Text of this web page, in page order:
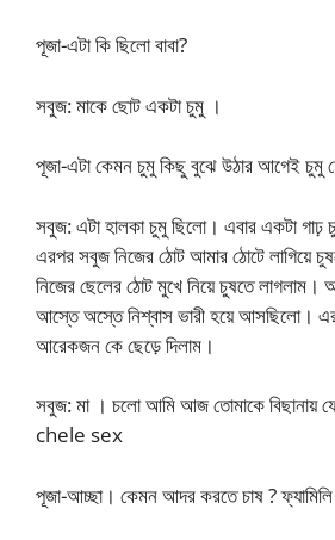
পূজা-এটা কি ছিলো বাবা?
সবুজ: মাকে ছোট একটা চুমু ।
পূজা-এটা কেমন চুমু কিছু বুঝে উঠার আগেই চুমু
সবুজ: এটা হালকা চুমু ছিলো। এবার একটা গাঢ়
এরপর সবুজ নিজের ঠোট আমার ঠোটে লাগিয়ে
নিজের ছেলের ঠোট মুখে নিয়ে চুষতে লাগলাম।
আস্তে অস্তে নিশ্বাস ভারী হয়ে আসছিলো।
আরেকজন কে ছেড়ে দিলাম।
সবুজ: মা । চলো আমি আজ তোমাকে
chele sex
পূজা-আচ্ছা। কেমন আদর করতে চাষ ? ফ্যামিলি